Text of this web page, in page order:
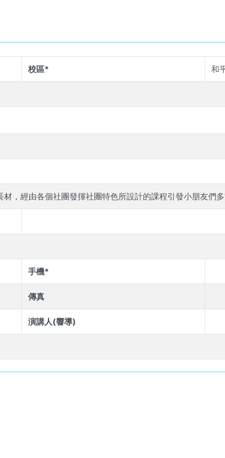
校區* 和
，經由各個社團發揮社團特色所設計的課程引發小朋友們
手機*
傳真
演講人(響導)